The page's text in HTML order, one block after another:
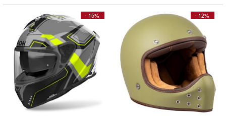
- 15% - 12%